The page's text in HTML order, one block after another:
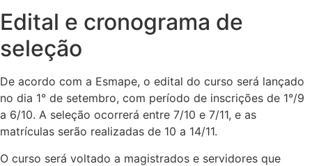
Edital e cronograma de
seleção
De acordo com a Esmape, o edital do curso será lançado
no dia 1° de setembro, com período de inscrições de 1°/9
a 6/10. A seleção ocorrerá entre 7/10 e 7/11, e as
matrículas serão realizadas de 10 a 14/11.
O curso será voltado a magistrados e servidores que